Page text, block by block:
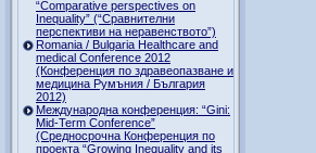
“Comparative perspectives on
Inequality” (“Сравнителни
перспективи на неравенството”)
Romania / Bulgaria Healthcare and
medical Conference 2012
(Конференция по здравеопазване и
медицина Румъния / България
2012)
Международна конференция: “Gini:
Mid-Term Conference”
(Средносрочна Конференция по
проекта “Growing Inequality and its